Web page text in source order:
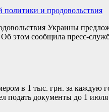
политики и продовольствия
Украины
этом сообщила пресс-
в 1 тыс. грн. за каждую
подать документы до 1